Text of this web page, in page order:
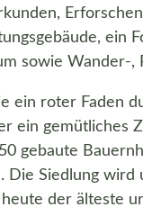
ein
sowie Wander-,
ein roter Faden
ein gemütliches
gebaute
Siedlung wird
der älteste